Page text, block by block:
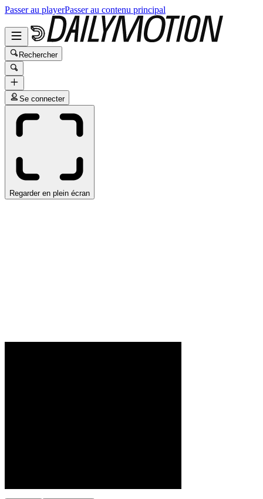
Passer au playerPasser au contenu principal
Rechercher
Se connecter
Regarder en plein écran